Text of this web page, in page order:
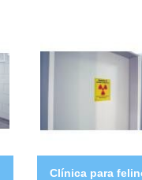
Clínica para